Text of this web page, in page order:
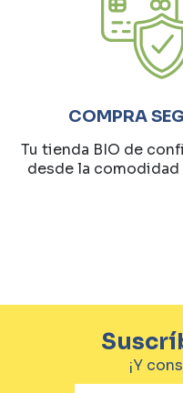
COMPRA
Tu tienda BIO de
desde la
¡Y